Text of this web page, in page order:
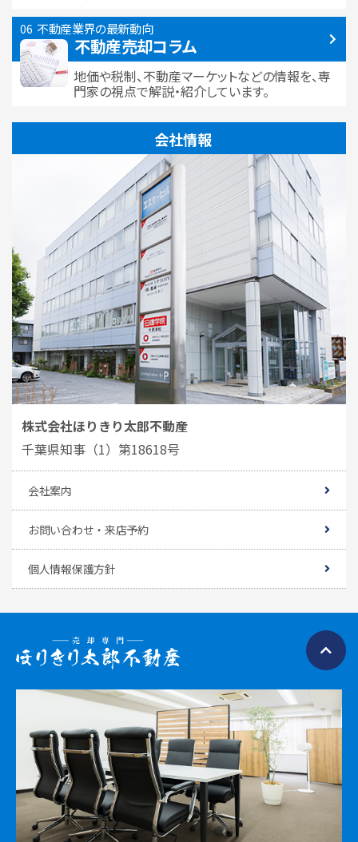
不動産業界の最新動向
不動産売却コラム
地価や税制、不動産マーケットなどの情報を、専
門家の視点で解説・紹介しています。
会社情報
株式会社ほりきり太郎不動産
千葉県知事（1）第18618号
会社案内
お問い合わせ・来店予約
個人情報保護方針